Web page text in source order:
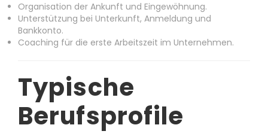
Organisation der Ankunft und Eingewöhnung.
Unterstützung bei Unterkunft, Anmeldung und
Bankkonto.
Coaching für die erste Arbeitszeit im Unternehmen.
Typische
Berufsprofile